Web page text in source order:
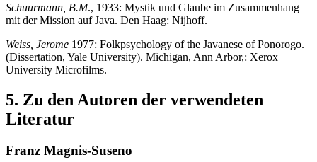
Schuurmann, B.M., 1933: Mystik und Glaube im Zusammenhang
mit der Mission auf Java. Den Haag: Nijhoff.
Weiss, Jerome 1977: Folkpsychology of the Javanese of Ponorogo.
(Dissertation, Yale University). Michigan, Ann Arbor,: Xerox
University Microfilms.
5. Zu den Autoren der verwendeten
Literatur
Franz Magnis-Suseno